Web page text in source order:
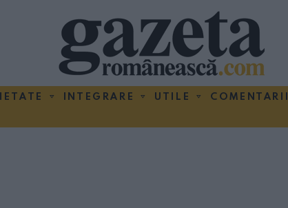
INTEGRARE UTILE COMENTARII